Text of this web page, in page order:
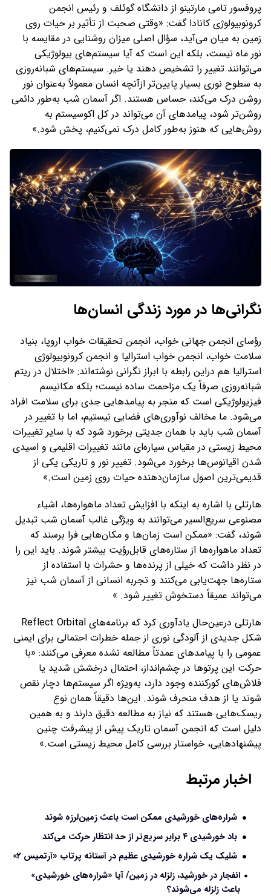
پروفسور تامی مارتینو از دانشگاه گوئلف و رئیس انجمن
کرونوبیولوژی کانادا گفت: «وقتی صحبت از تأثیر بر حیات روی
زمین به میان می‌آید، سؤال اصلی میزان روشنایی در مقایسه با
نور ماه نیست، بلکه این است که آیا سیستم‌های بیولوژیکی
می‌توانند تغییر را تشخیص دهند یا خیر. سیستم‌های شبانه‌روزی
به سطوح نوری بسیار پایین‌تر ازآنچه انسان معمولاً به‌عنوان نور
روشن درک می‌کند، حساس هستند. اگر آسمان شب به‌طور دائمی
روشن‌تر شود، پیامدهای آن می‌تواند در کل اکوسیستم به
روش‌هایی که هنوز به‌طور کامل درک نمی‌کنیم، پخش شود.»
نگرانی‌ها در مورد زندگی انسان‌ها
رؤسای انجمن جهانی خواب، انجمن تحقیقات خواب اروپا، بنیاد
سلامت خواب، انجمن خواب استرالیا و انجمن کرونوبیولوژی
استرالیا هم دراین رابطه با ابراز نگرانی نوشته‌اند: «اختلال در ریتم
شبانه‌روزی صرفاً یک مزاحمت ساده نیست؛ بلکه مکانیسم
فیزیولوژیکی است که منجر به پیامدهایی جدی برای سلامت افراد
می‌شود. ما مخالف نوآوری‌های فضایی نیستیم، اما با تغییر در
آسمان شب باید با همان جدیتی برخورد شود که با سایر تغییرات
محیط زیستی در مقیاس سیاره‌ای مانند تغییرات اقلیمی و اسیدی
شدن اقیانوس‌ها برخورد می‌شود. تغییر نور و تاریکی یکی از
قدیمی‌ترین اصول سازمان‌دهنده حیات روی زمین است.»
هارتلی با اشاره به اینکه با افزایش تعداد ماهواره‌ها، اشیاء
مصنوعی سریع‌السیر می‌توانند به ویژگی غالب آسمان شب تبدیل
شوند، گفت: «ممکن است زمان‌ها و مکان‌هایی فرا برسند که
تعداد ماهواره‌ها از ستاره‌های قابل‌رؤیت بیشتر شوند. باید این را
در نظر داشت که خیلی از پرنده‌ها و حشرات با استفاده از
ستاره‌ها جهت‌یابی می‌کنند و تجربه انسانی از آسمان شب نیز
می‌تواند عمیقاً دستخوش تغییر شود. »
هارتلی درعین‌حال یادآوری کرد که برنامه‌های Reflect Orbital
شکل جدیدی از آلودگی نوری از جمله خطرات احتمالی برای ایمنی
عمومی را با پیامدهای عمدتاً مطالعه نشده معرفی می‌کنند: «با
حرکت این پرتوها در چشم‌انداز، احتمال درخشش شدید یا
فلاش‌های کورکننده وجود دارد، به‌ویژه اگر سیستم‌ها دچار نقص
شوند یا از هدف منحرف شوند. این‌ها دقیقاً همان نوع
ریسک‌هایی هستند که نیاز به مطالعه دقیق دارند و به همین
دلیل است که انجمن آسمان تاریک پیش از پیشرفت چنین
پیشنهادهایی، خواستار بررسی کامل محیط زیستی است.»
اخبار مرتبط
شراره‌های خورشیدی ممکن است باعث زمین‌لرزه شوند
باد خورشیدی ۴ برابر سریع‌تر از حد انتظار حرکت می‌کند
شلیک یک شراره خورشیدی عظیم در آستانه پرتاب «آرتمیس ۲»
انفجار در خورشید، زلزله در زمین/ آیا «شراره‌های خورشیدی»
باعث زلزله می‌شوند؟